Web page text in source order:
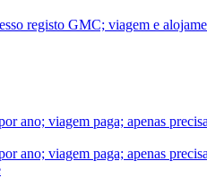
registo GMC; viagem e
ano; viagem paga; apenas
ano; viagem paga; apenas